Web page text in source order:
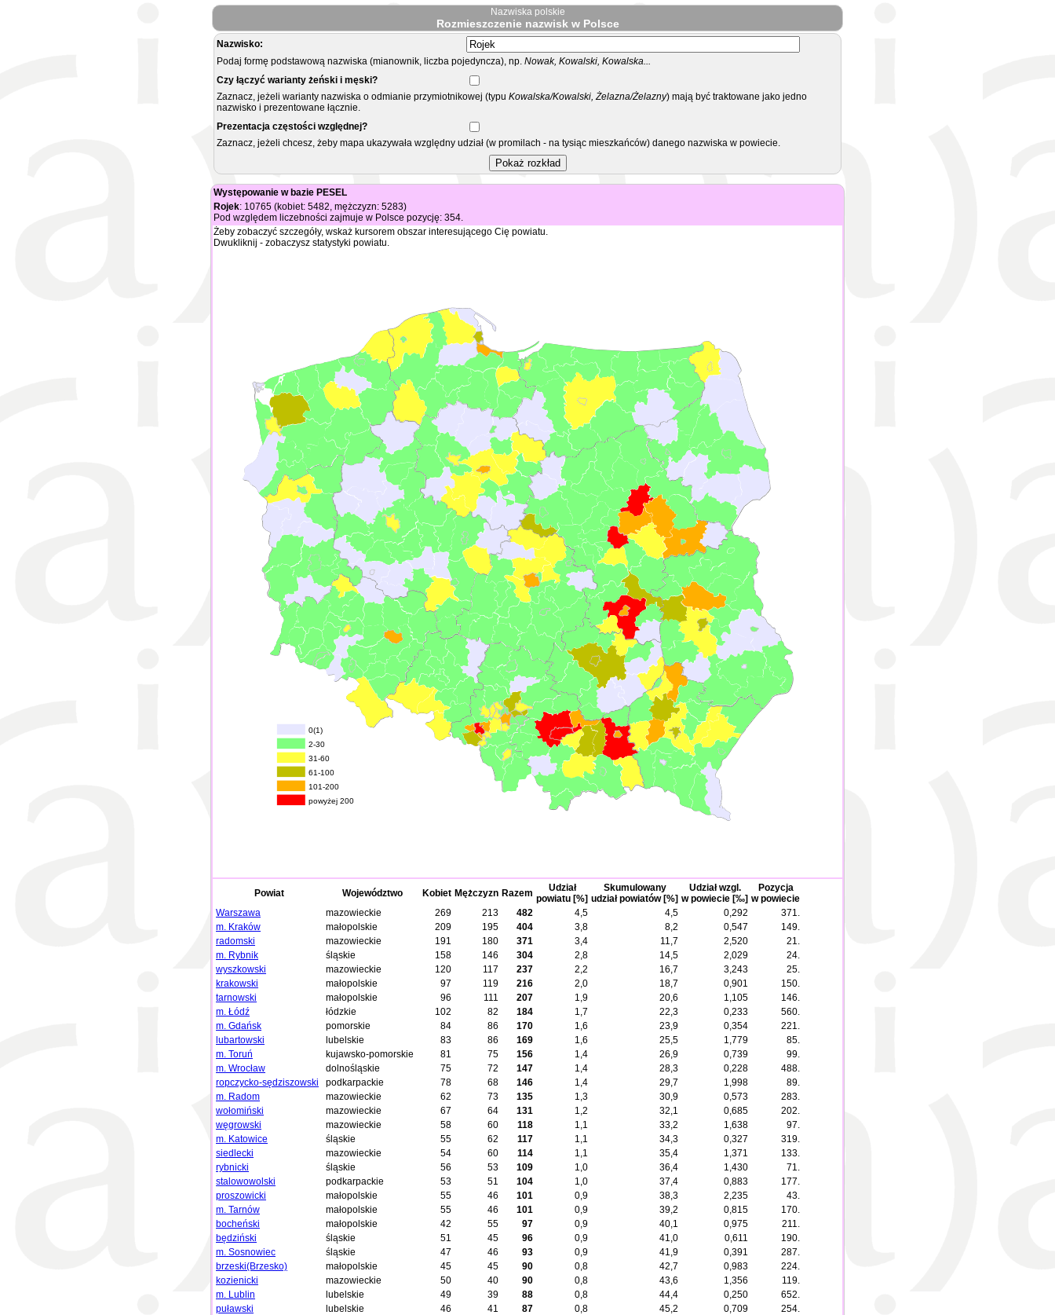
Nazwiska polskie
Rozmieszczenie nazwisk w Polsce
Nazwisko:
Podaj formę podstawową nazwiska (mianownik, liczba pojedyncza), np. Nowak, Kowalski, Kowalska...
Czy łączyć warianty żeński i męski?
Zaznacz, jeżeli warianty nazwiska o odmianie przymiotnikowej (typu Kowalska/Kowalski, Żelazna/Żelazny) mają być traktowane jako jedno
nazwisko i prezentowane łącznie.
Prezentacja częstości względnej?
Zaznacz, jeżeli chcesz, żeby mapa ukazywała względny udział (w promilach - na tysiąc mieszkańców) danego nazwiska w powiecie.
Występowanie w bazie PESEL
Rojek: 10765 (kobiet: 5482, mężczyzn: 5283)
Pod względem liczebności zajmuje w Polsce pozycję: 354.
Żeby zobaczyć szczegóły, wskaż kursorem obszar interesującego Cię powiatu.
Dwukliknij - zobaczysz statystyki powiatu.
0(1)
2-30
31-60
61-100
101-200
powyżej 200
Powiat Województwo Kobiet Mężczyzn Razem
Udział
powiatu [%]
Skumulowany
udział powiatów [%]
Udział wzgl.
w powiecie [‰]
Pozycja
w powiecie
Warszawa
mazowieckie 269 213 482 4,5 4,5 0,292
371.
m. Kraków
małopolskie 209 195 404 3,8 8,2 0,547
149.
radomski
mazowieckie 191 180 371 3,4 11,7 2,520
21.
m. Rybnik
śląskie 158 146 304 2,8 14,5 2,029
24.
wyszkowski
mazowieckie 120 117 237 2,2 16,7 3,243
25.
krakowski
małopolskie 97 119 216 2,0 18,7 0,901
150.
tarnowski
małopolskie 96 111 207 1,9 20,6 1,105
146.
m. Łódź
łódzkie 102 82 184 1,7 22,3 0,233
560.
m. Gdańsk
pomorskie 84 86 170 1,6 23,9 0,354
221.
lubartowski
lubelskie 83 86 169 1,6 25,5 1,779
85.
m. Toruń
kujawsko-pomorskie 81 75 156 1,4 26,9 0,739
99.
m. Wrocław
dolnośląskie 75 72 147 1,4 28,3 0,228
488.
ropczycko-sędziszowski
podkarpackie 78 68 146 1,4 29,7 1,998
89.
m. Radom
mazowieckie 62 73 135 1,3 30,9 0,573
283.
wołomiński
mazowieckie 67 64 131 1,2 32,1 0,685
202.
węgrowski
mazowieckie 58 60 118 1,1 33,2 1,638
97.
m. Katowice
śląskie 55 62 117 1,1 34,3 0,327
319.
siedlecki
mazowieckie 54 60 114 1,1 35,4 1,371
133.
rybnicki
śląskie 56 53 109 1,0 36,4 1,430
71.
stalowowolski
podkarpackie 53 51 104 1,0 37,4 0,883
177.
proszowicki
małopolskie 55 46 101 0,9 38,3 2,235
43.
m. Tarnów
małopolskie 55 46 101 0,9 39,2 0,815
170.
bocheński
małopolskie 42 55 97 0,9 40,1 0,975
211.
będziński
śląskie 51 45 96 0,9 41,0 0,611
190.
m. Sosnowiec
śląskie 47 46 93 0,9 41,9 0,391
287.
brzeski(Brzesko)
małopolskie 45 45 90 0,8 42,7 0,983
224.
kozienicki
mazowieckie 50 40 90 0,8 43,6 1,356
119.
m. Lublin
lubelskie 49 39 88 0,8 44,4 0,250
652.
puławski
lubelskie 46 41 87 0,8 45,2 0,709
254.